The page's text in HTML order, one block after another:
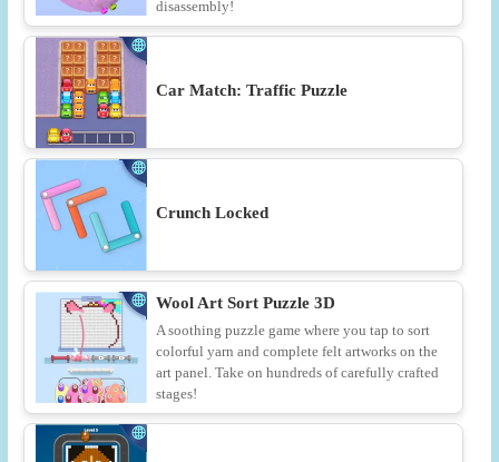
disassembly!
Car Match: Traffic Puzzle
Crunch Locked
Wool Art Sort Puzzle 3D
A soothing puzzle game where you tap to sort
colorful yarn and complete felt artworks on the
art panel. Take on hundreds of carefully crafted
stages!